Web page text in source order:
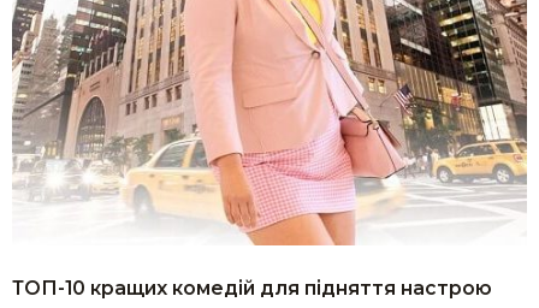
ТОП-10 кращих комедій для підняття настрою